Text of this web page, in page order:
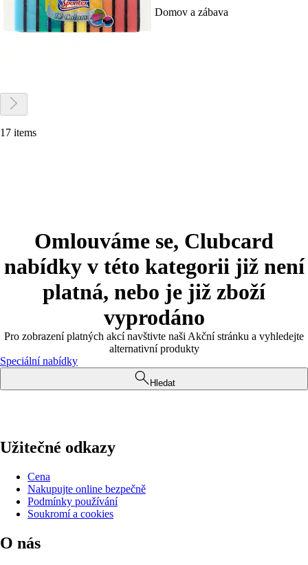
Domov a zábava
17 items
Omlouváme se, Clubcard
nabídky v této kategorii již není
platná, nebo je již zboží
vyprodáno
Pro zobrazení platných akcí navštivte naši Akční stránku a vyhledejte
alternativní produkty
Speciální nabídky
Hledat
Užitečné odkazy
Cena
Nakupujte online bezpečně
Podmínky používání
Soukromí a cookies
O nás